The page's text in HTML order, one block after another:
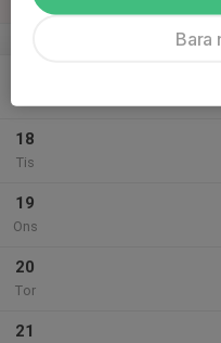
Mån
18
Tis
19
Ons
20
Tor
21
Bara